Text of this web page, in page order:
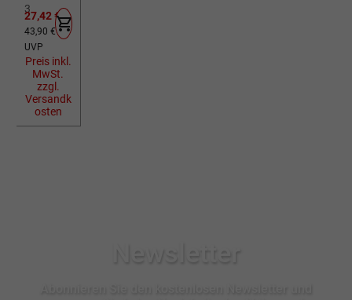
en Al
Grounder
DD HS 611
schwarz
Reflex 60-
622
29x2,35
11159273
Verkaufspreis:
27,42 €
Regulärer Preis:
43,90 €
UVP
Preis inkl.
MwSt.
zzgl.
Versandk
osten